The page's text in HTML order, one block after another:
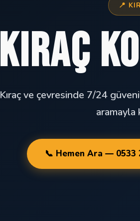
📍
Kıraç
Kıraç ve çevresinde 7/24
aramayla
📞 Hemen Ara — 0533